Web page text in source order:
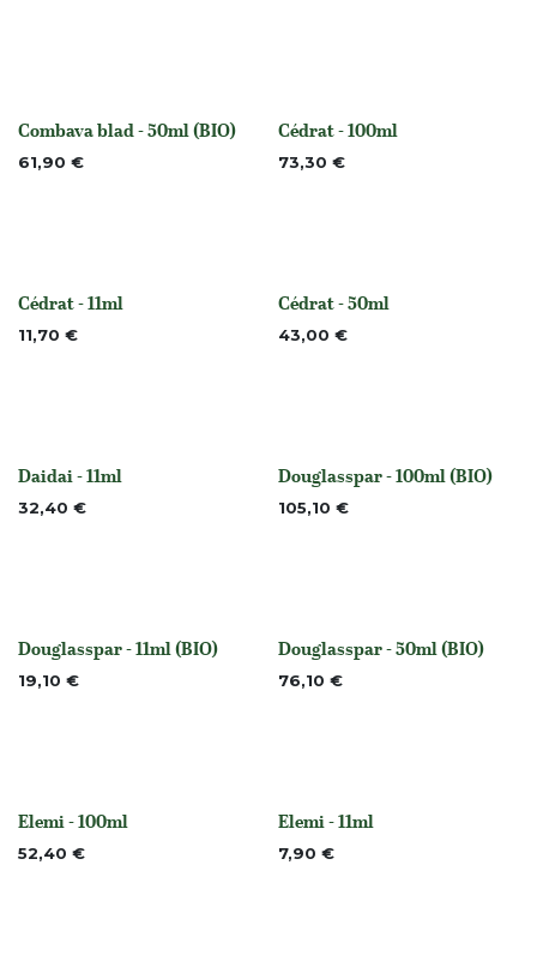
None
Combava blad - 50ml (BIO)
61,90 € None
Cédrat - 100ml
73,30 €
None
Cédrat - 11ml
11,70 € None
Cédrat - 50ml
43,00 €
Niet op voorraad
Daidai - 11ml
32,40 € None
Douglasspar - 100ml (BIO)
105,10 €
None
Douglasspar - 11ml (BIO)
19,10 € None
Douglasspar - 50ml (BIO)
76,10 €
None
Elemi - 100ml
52,40 € None
Elemi - 11ml
7,90 €